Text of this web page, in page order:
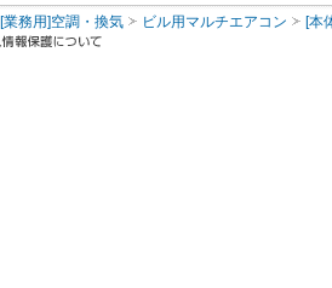
[業務用]空調・換気 ビル用マルチエアコン [本